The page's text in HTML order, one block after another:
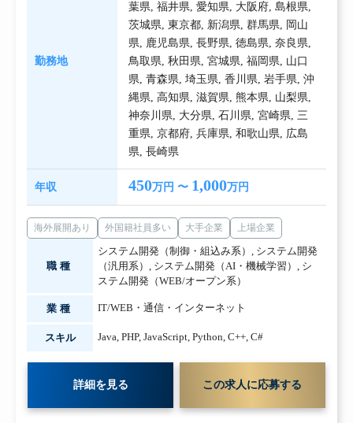
勤務地
葉県,福井県,愛知県, 大阪府,島根県,
茨城県,東京都, 新潟県,群馬県, 岡山
県, 鹿児島県,長野県,徳島県,奈良県,
鳥取県,秋田県,宮城県,福岡県, 山口
県,青森県,埼玉県,香川県,岩手県,沖
縄県,高知県,滋賀県,熊本県, 山梨県,
神奈川県, 大分県,石川県,宮崎県,三
重県,京都府,兵庫県,和歌山県, 広島
県,長崎県
年収 450万円 〜 1,000万円
海外展開あり 外国籍社員多い 大手企業 上場企業
職種
システム開発（制御・組込み系） , システム開発
（汎用系） , システム開発（AI・機械学習） , シ
ステム開発（WEB/オープン系）
業種 IT/WEB・通信・インターネット
スキル Java, PHP, JavaScript, Python, C++, C#
詳細を見る この求人に応募する